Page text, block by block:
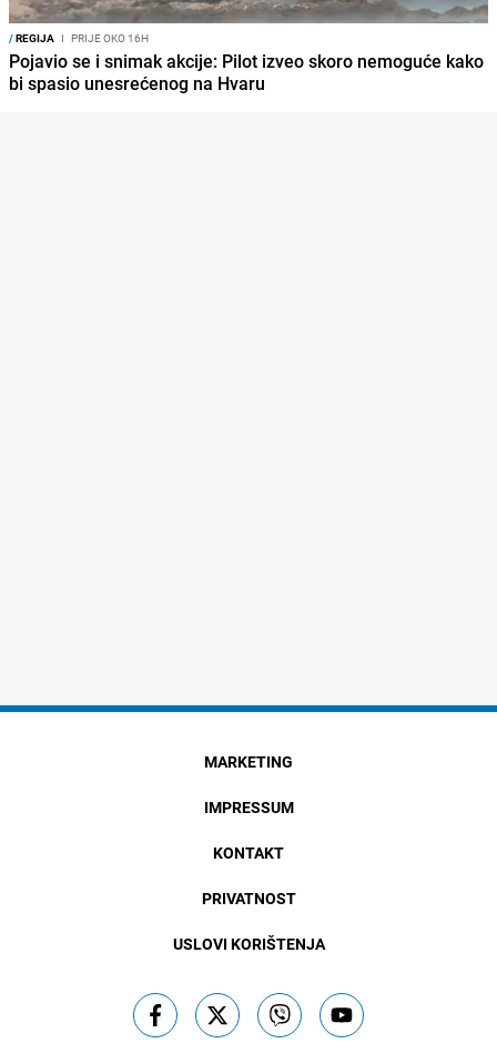
/REGIJA I PRIJE OKO 16H
Pojavio se i snimak akcije: Pilot izveo skoro nemoguće kako
bi spasio unesrećenog na Hvaru
MARKETING
IMPRESSUM
KONTAKT
PRIVATNOST
USLOVI KORIŠTENJA